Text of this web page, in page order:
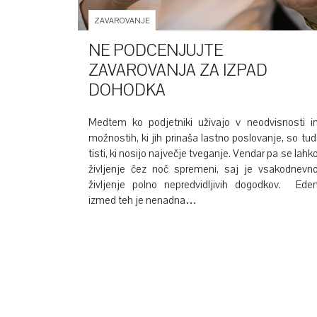
ZAVAROVANJE
NE PODCENJUJTE
ZAVAROVANJA ZA IZPAD
DOHODKA
Medtem ko podjetniki uživajo v neodvisnosti in
možnostih, ki jih prinaša lastno poslovanje, so tudi
tisti, ki nosijo največje tveganje. Vendar pa se lahko
življenje čez noč spremeni, saj je vsakodnevno
življenje polno nepredvidljivih dogodkov. Eden
izmed teh je nenadna…